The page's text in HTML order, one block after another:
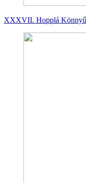
XXXVII. Hopplá